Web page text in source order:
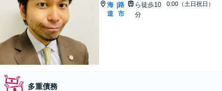
海
道
|路
市
ら徒歩10
分
0:00（土日祝日）
多重債務